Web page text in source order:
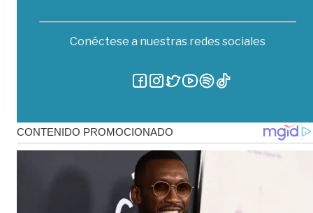
Conéctese a nuestras redes sociales